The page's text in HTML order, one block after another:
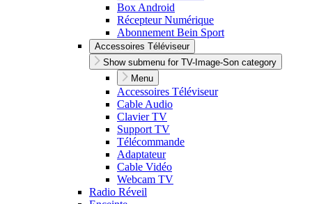
Box Android
Récepteur Numérique
Abonnement Bein Sport
Accessoires Téléviseur
Show submenu for TV-Image-Son category
Menu
Accessoires Téléviseur
Cable Audio
Clavier TV
Support TV
Télécommande
Adaptateur
Cable Vidéo
Webcam TV
Radio Réveil